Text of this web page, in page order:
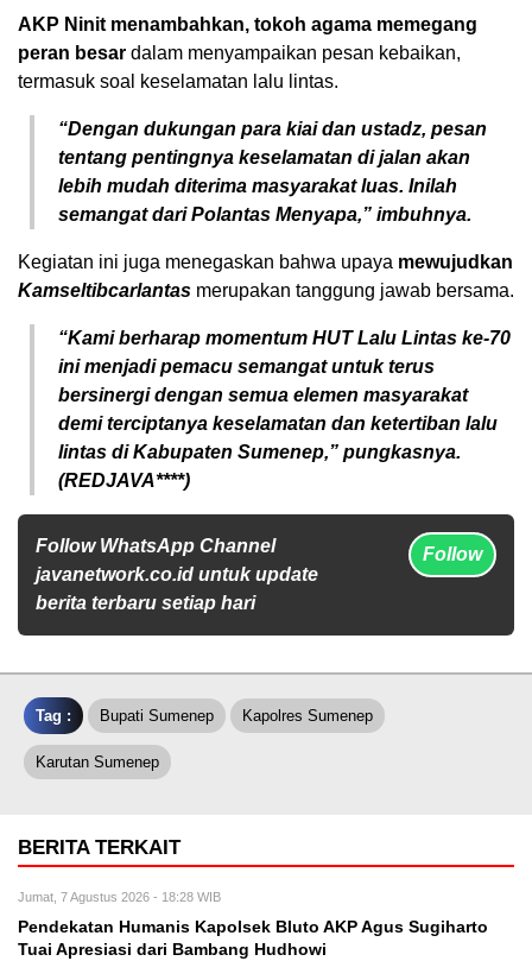
AKP Ninit menambahkan, tokoh agama memegang
peran besar dalam menyampaikan pesan kebaikan,
termasuk soal keselamatan lalu lintas.
“Dengan dukungan para kiai dan ustadz, pesan
tentang pentingnya keselamatan di jalan akan
lebih mudah diterima masyarakat luas. Inilah
semangat dari Polantas Menyapa,” imbuhnya.
Kegiatan ini juga menegaskan bahwa upaya mewujudkan
Kamseltibcarlantas merupakan tanggung jawab bersama.
“Kami berharap momentum HUT Lalu Lintas ke-70
ini menjadi pemacu semangat untuk terus
bersinergi dengan semua elemen masyarakat
demi terciptanya keselamatan dan ketertiban lalu
lintas di Kabupaten Sumenep,” pungkasnya.
(REDJAVA****)
Follow WhatsApp Channel
javanetwork.co.id untuk update
berita terbaru setiap hari
Follow
Tag : Bupati Sumenep Kapolres Sumenep
Karutan Sumenep
BERITA TERKAIT
Jumat, 7 Agustus 2026 - 18:28 WIB
Pendekatan Humanis Kapolsek Bluto AKP Agus Sugiharto
Tuai Apresiasi dari Bambang Hudhowi